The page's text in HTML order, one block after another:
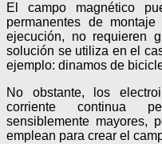
El campo magnético
permanentes de
ejecución, no requieren
solución se utiliza en el
ejemplo: dinamos de
No obstante, los
corriente continua
sensiblemente mayores,
emplean para crear el